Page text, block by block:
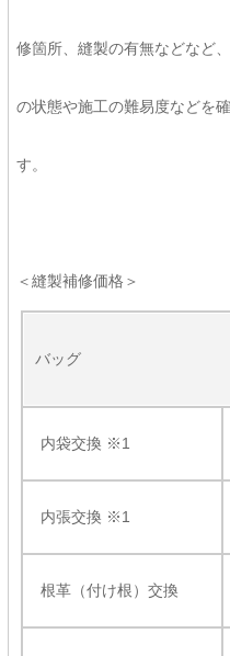
修箇所、縫製の有無などなど
の状態や施工の難易度などを
す。
＜縫製補修価格＞
バッグ
内袋交換 ※1
内張交換 ※1
根革（付け根）交換